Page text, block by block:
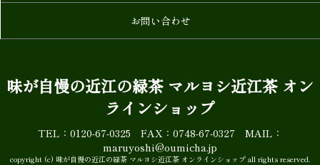
お問い合わせ
味が自慢の近江の緑茶 マルヨシ近江茶 オン
ラインショップ
TEL：0120-67-0325 FAX：0748-67-0327 MAIL：
maruyoshi@oumicha.jp
copyright (c) 味が自慢の近江の緑茶 マルヨシ近江茶 オンラインショップ all rights reserved.